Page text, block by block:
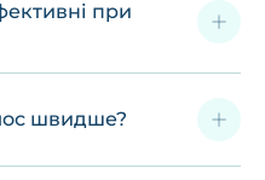
при
швидше?